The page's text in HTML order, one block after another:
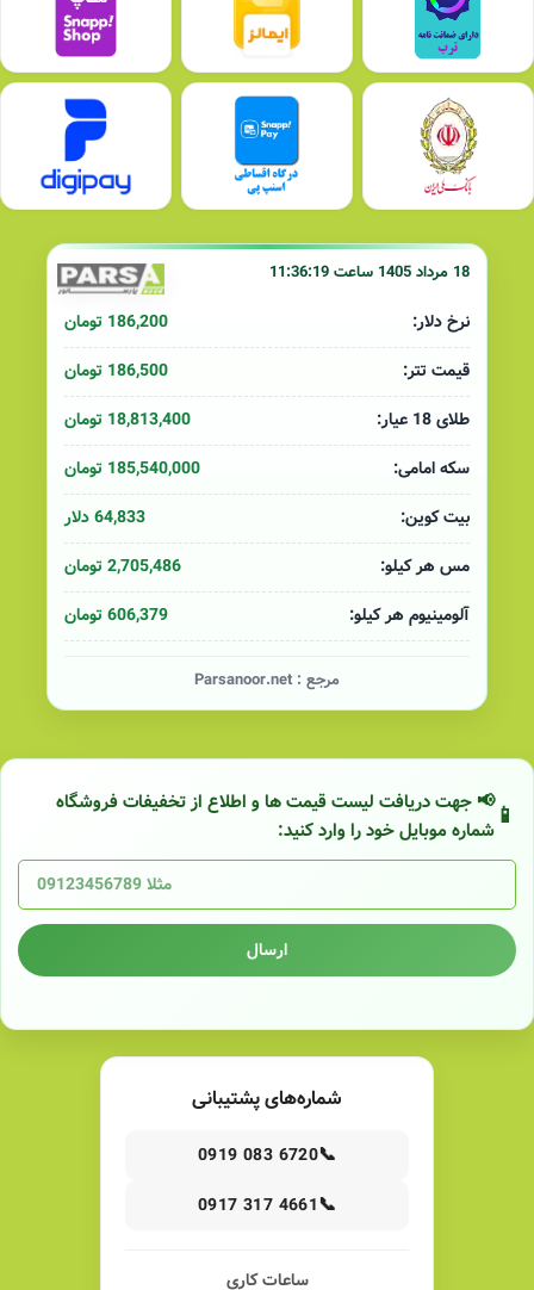
18 مرداد 1405 ساعت 11:36:19
نرخ دلار:
186,200 تومان
قیمت تتر:
186,500 تومان
طلای 18 عیار:
18,813,400 تومان
سکه امامی:
185,540,000 تومان
بیت کوین:
64,833 دلار
مس هر کیلو:
2,705,486 تومان
آلومینیوم هر کیلو:
606,379 تومان
مرجع : Parsanoor.net
📢 جهت دریافت لیست قیمت ها و اطلاع از تخفیفات فروشگاه
شماره موبایل خود را وارد کنید:
ارسال
شماره‌های پشتیبانی
📞
0919 083 6720
📞
0917 317 4661
ساعات کاری